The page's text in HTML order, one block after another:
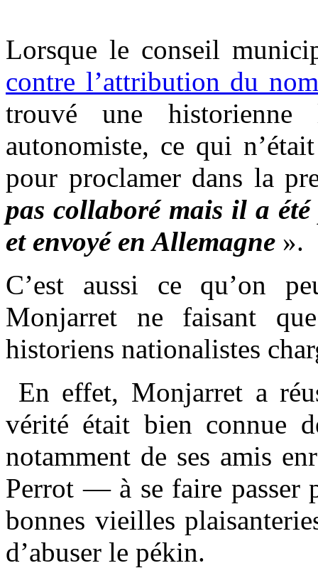
Lorsque le conseil
contre l’attribution du
trouvé une
autonomiste, ce qui
pour proclamer dans la
pas collaboré mais il a
et envoyé en Allemagne ».
C’est aussi ce qu’on
Monjarret ne faisant
historiens nationalistes
En effet, Monjarret a
vérité était bien connue
notamment de ses amis
Perrot — à se faire passer
bonnes vieilles
d’abuser le pékin.